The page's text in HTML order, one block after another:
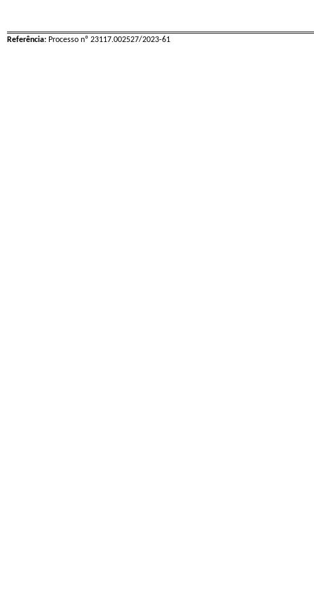
Referência: Processo nº 23117.002527/2023-61